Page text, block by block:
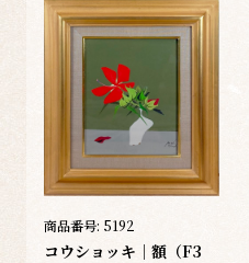
商品番号: 5192
コウショッキ｜額（F3